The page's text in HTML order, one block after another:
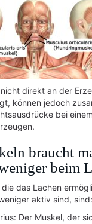
direkt an der
können jedoch
bei
braucht
beim
das Lachen
aktiv sind, sind:
Der Muskel, der